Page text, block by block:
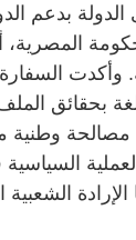
بدعم
وأكدت
بحقائق
وطنية